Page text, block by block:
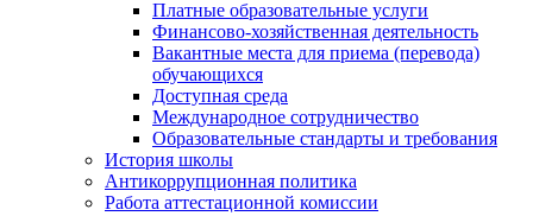
Платные образовательные услуги
Финансово-хозяйственная деятельность
Вакантные места для приема (перевода)
обучающихся
Доступная среда
Международное сотрудничество
Образовательные стандарты и требования
История школы
Антикоррупционная политика
Работа аттестационной комиссии